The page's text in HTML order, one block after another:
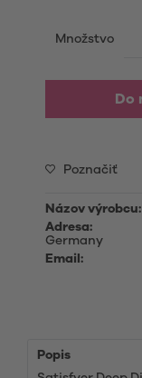
Množstvo
Do
Poznačiť
Názov výrobcu:
Adresa:
Germany
Email:
Popis